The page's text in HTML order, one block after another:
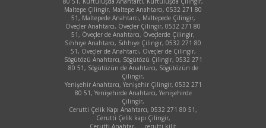
Maltepe Çilingir, Maltepe Anahtarcı, 0532 271 80
51, Maltepede Anahtarcı, Maltepede Çilingir,
Öveçler Anahtarcı, Öveçler Çilingir, 0532 271 80
51, Öveçler de Anahtarcı, Öveçlerde Çilingir,
Sıhhıye Anahtarcı, Sıhhıye Çilingir, 0532 271 80
51, Öveçler de Anahtarcı, Öveçler de Çilingir,
Sögütözü Anahtarcı, Sögütözü Çilingir, 0532 271
80 51, Sögütözün de Anahtarcı, Sögütözün de
Çilingir,
Yenişehir Anahtarcı, Yenişehir Çilingir, 0532 271
80 51, Yenişehirde Anahtarcı, Yenişehirde
Çilingir,
Cerutti Çelik Kapı Anahtarcı, 0532 271 80 51,
Cerutti Çelik kapı Çilingir,
Cerutti Anahtar,
cerutti kilit